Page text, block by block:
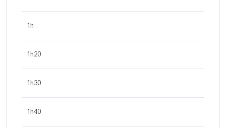
1h
1h20
1h30
1h40